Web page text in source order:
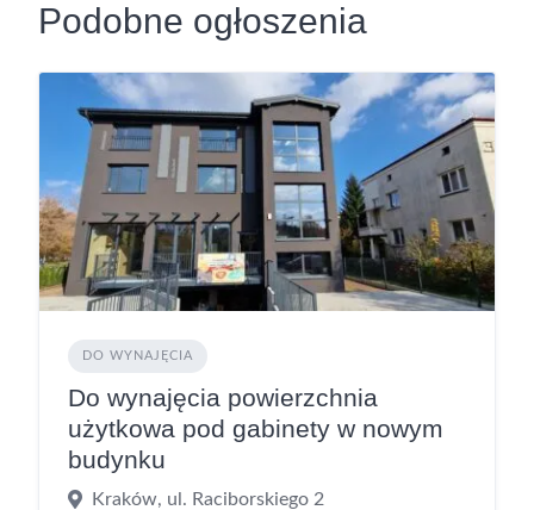
Podobne ogłoszenia
DO WYNAJĘCIA
Do wynajęcia powierzchnia
użytkowa pod gabinety w nowym
budynku
Kraków, ul. Raciborskiego 2